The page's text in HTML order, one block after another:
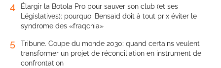
4
Élargir la Botola Pro pour sauver son club (et ses
Législatives): pourquoi Bensaïd doit à tout prix éviter le
syndrome des «fraqchia»
5
Tribune. Coupe du monde 2030: quand certains veulent
transformer un projet de réconciliation en instrument de
confrontation